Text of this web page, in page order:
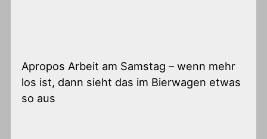
Apropos Arbeit am Samstag – wenn mehr
los ist, dann sieht das im Bierwagen etwas
so aus